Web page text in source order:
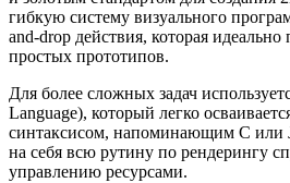
гибкую систему визуального
and-drop действия, которая
простых прототипов.
Для более сложных задач
Language), который легко
синтаксисом, напоминающим C или
на себя всю рутину по рендерингу
управлению ресурсами.